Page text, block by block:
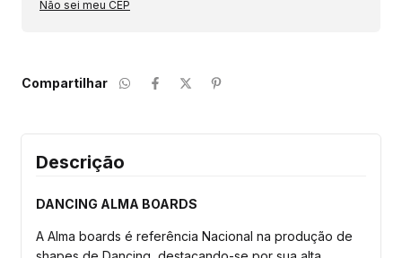
Não sei meu CEP
Compartilhar
Descrição
DANCING ALMA BOARDS
A Alma boards é referência Nacional na produção de